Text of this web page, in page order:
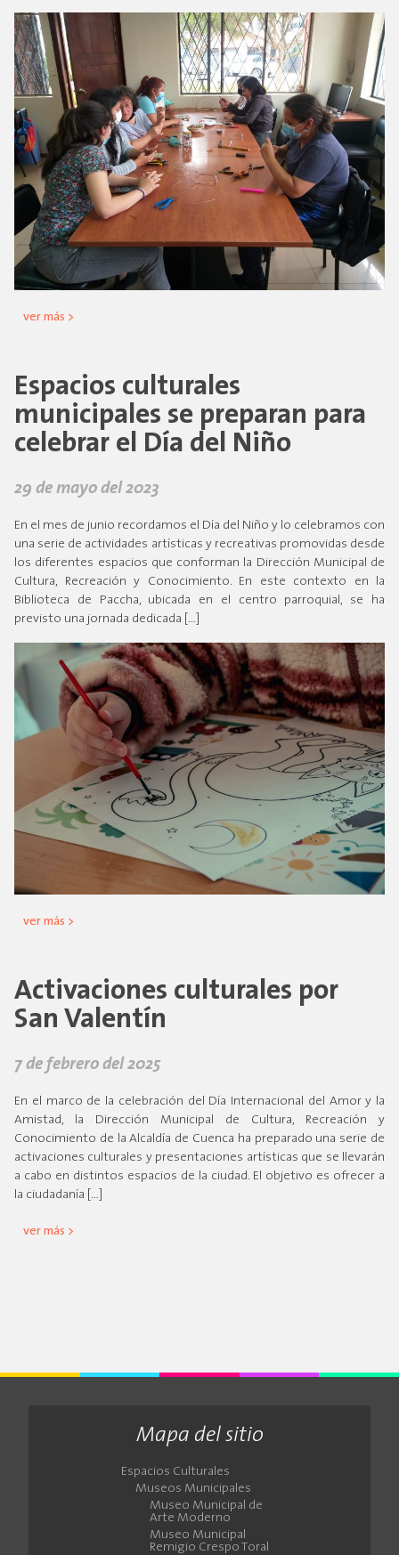
ver más >
Espacios culturales
municipales se preparan para
celebrar el Día del Niño
29 de mayo del 2023
En el mes de junio recordamos el Día del Niño y lo celebramos con
una serie de actividades artísticas y recreativas promovidas desde
los diferentes espacios que conforman la Dirección Municipal de
Cultura, Recreación y Conocimiento. En este contexto en la
Biblioteca de Paccha, ubicada en el centro parroquial, se ha
previsto una jornada dedicada […]
ver más >
Activaciones culturales por
San Valentín
7 de febrero del 2025
En el marco de la celebración del Día Internacional del Amor y la
Amistad, la Dirección Municipal de Cultura, Recreación y
Conocimiento de la Alcaldía de Cuenca ha preparado una serie de
activaciones culturales y presentaciones artísticas que se llevarán
a cabo en distintos espacios de la ciudad. El objetivo es ofrecer a
la ciudadanía […]
ver más >
Mapa del sitio
Espacios Culturales
Museos Municipales
Museo Municipal de
Arte Moderno
Museo Municipal
Remigio Crespo Toral